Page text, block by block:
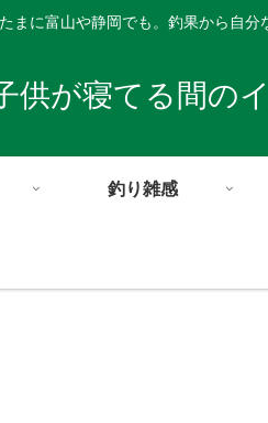
まに富山や静岡でも。釣果から自
供が寝てる間の
釣り雑感